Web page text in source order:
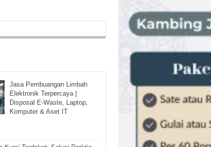
Jasa Pembuangan Limbah
Elektronik Terpercaya |
Disposal E-Waste, Laptop,
Komputer & Aset IT